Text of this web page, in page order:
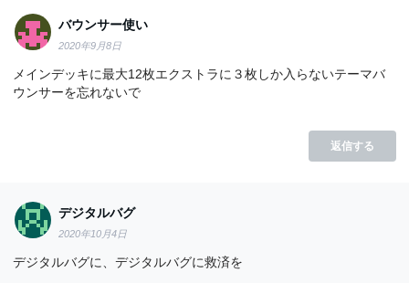
バウンサー使い
2020年9月8日
メインデッキに最大12枚エクストラに３枚しか入らないテーマバ
ウンサーを忘れないで
返信する
デジタルバグ
2020年10月4日
デジタルバグに、デジタルバグに救済を